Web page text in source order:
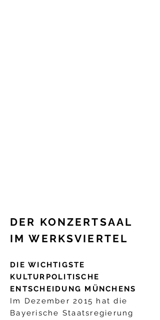
DER KONZERTSAAL
IM WERKSVIERTEL
DIE WICHTIGSTE
KULTURPOLITISCHE
ENTSCHEIDUNG MÜNCHENS
Im Dezember 2015 hat die
Bayerische Staatsregierung